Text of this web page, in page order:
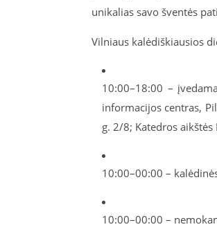
unikalias savo šventės
Vilniaus kalėdiškiausios
10:00–18:00 –
informacijos centras,
g. 2/8; Katedros aikštės
10:00–00:00 –
10:00–00:00 –